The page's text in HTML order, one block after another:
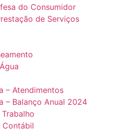
do Consumidor
de Serviços
– Atendimentos
– Balanço Anual 2024
Contábil